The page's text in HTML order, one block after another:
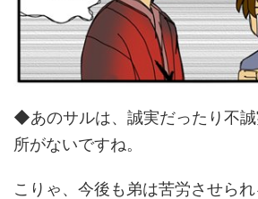
◆あのサルは、誠実だったり不
所がないですね。
こりゃ、今後も弟は苦労させら